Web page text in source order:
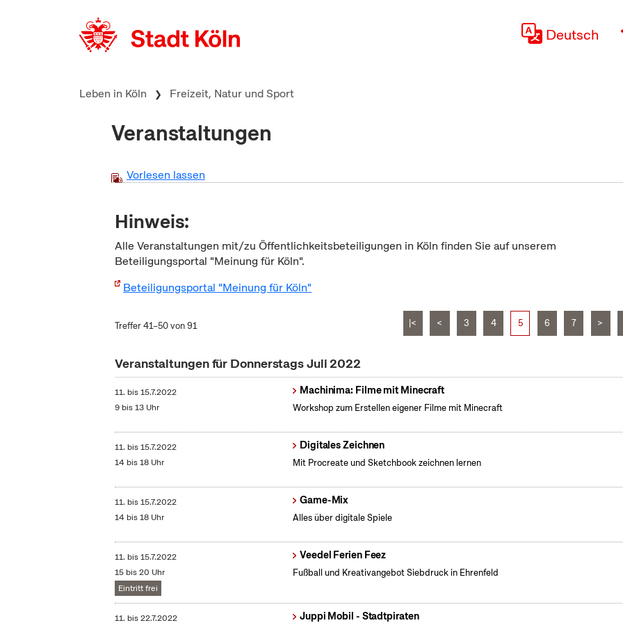
Deutsch
Leben in Köln Freizeit, Natur und Sport
Veranstaltungen
Vorlesen lassen
Hinweis:
Alle Veranstaltungen mit/zu Öffentlichkeitsbeteiligungen in Köln finden Sie auf unserem
Beteiligungsportal "Meinung für Köln".
Beteiligungsportal "Meinung für Köln"
Treffer 41–50 von 91 |< < 3 4 5 6 7 >
Veranstaltungen für Donnerstags Juli 2022
11. bis15.7.2022
9 bis 13 Uhr
Machinima: Filme mit Minecraft
Workshop zum Erstellen eigener Filme mit Minecraft
11. bis15.7.2022
14 bis 18 Uhr
Digitales Zeichnen
Mit Procreate und Sketchbook zeichnen lernen
11. bis15.7.2022
14 bis 18 Uhr
Game-Mix
Alles über digitale Spiele
11. bis15.7.2022
15 bis 20 Uhr
Eintritt frei
Veedel Ferien Feez
Fußball und Kreativangebot Siebdruck in Ehrenfeld
11. bis22.7.2022 Juppi Mobil - Stadtpiraten